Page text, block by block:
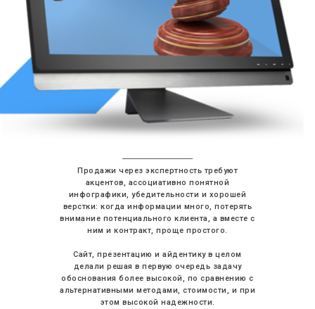
Продажи через экспертность требуют
акцентов, ассоциативно понятной
инфографики, убедительности и хорошей
верстки: когда информации много, потерять
внимание потенциального клиента, а вместе с
ним и контракт, проще простого.
Сайт, презентацию и айдентику в целом
делали решая в первую очередь задачу
обоснования более высокой, по сравнению с
альтернативными методами, стоимости, и при
этом высокой надежности.